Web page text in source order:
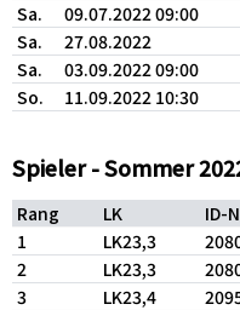
Sa.
09.07.2022 09:00
Sa.
27.08.2022
Sa.
03.09.2022 09:00
So.
11.09.2022 10:30
Spieler - Sommer
Rang LK
ID-
1
LK23,3
2
LK23,3
3
LK23,4